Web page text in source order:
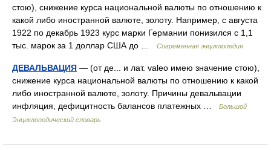
стою), снижение курса национальной валюты по отношению к
какой либо иностранной валюте, золоту. Например, с августа
1922 по декабрь 1923 курс марки Германии понизился с 1,1
тыс. марок за 1 доллар США до …
Современная энциклопедия
ДЕВАЛЬВАЦИЯ — (от де... и лат. valeo имею значение стою),
снижение курса национальной валюты по отношению к какой
либо иностранной валюте, золоту. Причины девальвации
инфляция, дефицитность балансов платежных …
Большой
Энциклопедический словарь